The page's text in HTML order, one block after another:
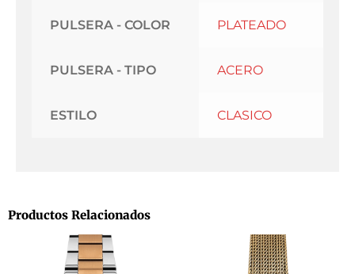
PULSERA - COLOR PLATEADO
PULSERA - TIPO ACERO
ESTILO CLASICO
Productos Relacionados